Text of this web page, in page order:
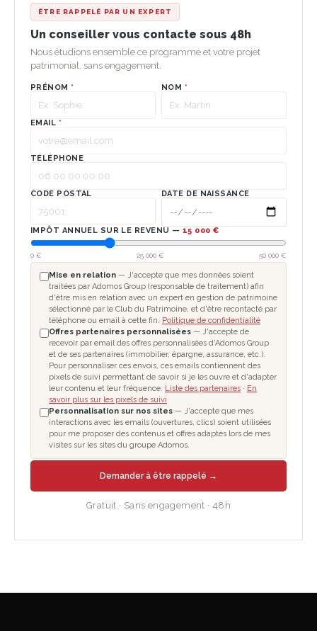
ÊTRE RAPPELÉ PAR UN EXPERT
Un conseiller vous contacte sous 48h
Nous étudions ensemble ce programme et votre projet
patrimonial, sans engagement.
PRÉNOM* NOM *
EMAIL *
TÉLÉPHONE
CODE POSTAL DATE DE NAISSANCE
IMPÔT ANNUEL SUR LE REVENU — 15 000 €
0 € 25 000 € 50 000 €
Mise en relation — J'accepte que mes données soient
traitées par Adomos Group (responsable de traitement) afin
d'être mis en relation avec un expert en gestion de patrimoine
sélectionné par le Club du Patrimoine, et d'être recontacté par
téléphone ou email à cette fin. Politique de confidentialité
Offres partenaires personnalisées — J'accepte de
recevoir par email des offres personnalisées d'Adomos Group
et de ses partenaires (immobilier, épargne, assurance, etc.).
Pour personnaliser ces envois, ces emails contiennent des
pixels de suivi permettant de savoir si je les ouvre et d'adapter
leur contenu et leur fréquence. Liste des partenaires · En
savoir plus sur les pixels de suivi
Personnalisation sur nos sites — J'accepte que mes
interactions avec les emails (ouvertures, clics) soient utilisées
pour me proposer des contenus et offres adaptés lors de mes
visites sur les sites du groupe Adomos.
Demander à être rappelé →
Gratuit · Sans engagement · 48h